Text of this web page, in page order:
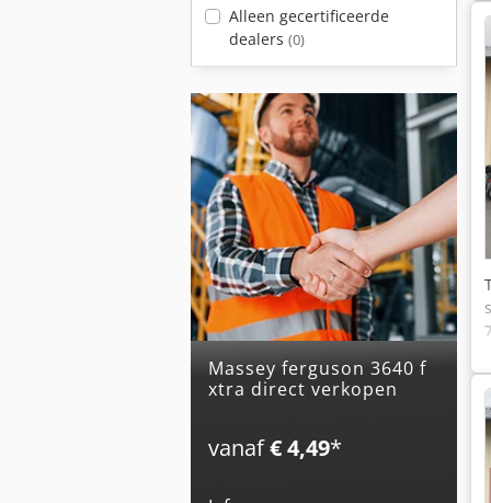
Alleen gecertificeerde
dealers (0)
massey ferguson 3640 f
xtra direct verkopen
vanaf€ 4,49*